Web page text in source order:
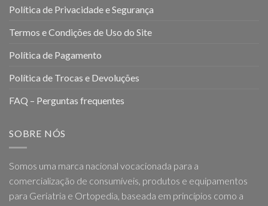
Política de Privacidade e Segurança
Termos e Condições de Uso do Site
Política de Pagamento
Política de Trocas e Devoluções
FAQ – Perguntas frequentes
SOBRE NÓS
Somos uma marca nacional vocacionada para a
comercialização de consumíveis, produtos e equipamentos
para Geriatria e Ortopedia, baseada em princípios como a